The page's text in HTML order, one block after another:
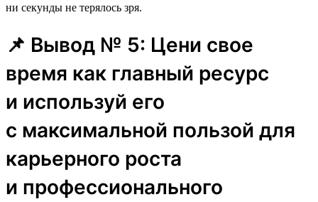
ни секунды не терялось зря.
📌 Вывод № 5: Цени свое
время как главный ресурс
и используй его
с максимальной пользой для
карьерного роста
и профессионального